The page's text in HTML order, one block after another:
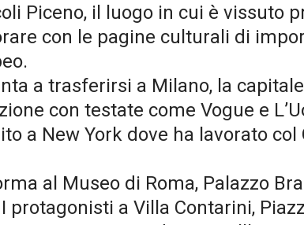
Piceno, il luogo in cui è vissuto
con le pagine culturali di
a trasferirsi a Milano, la
con testate come Vogue e
a New York dove ha lavorato col
al Museo di Roma, Palazzo
a Villa Contarini,